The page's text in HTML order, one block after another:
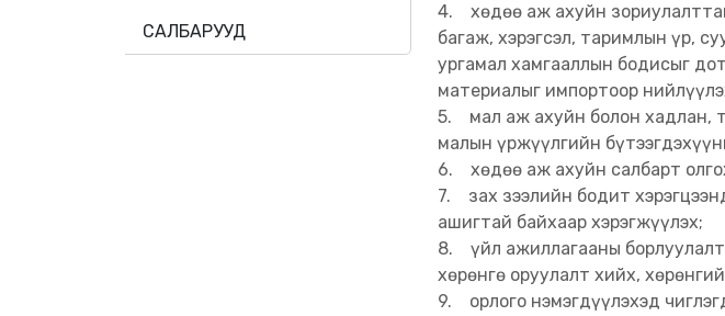
САЛБАРУУД
4. хөдөө аж ахуйн
багаж, хэрэгсэл, таримлын үр,
ургамал хамгааллын бодисыг
материалыг импортоор
5. мал аж ахуйн болон хадлан,
малын үржүүлгийн
6. хөдөө аж ахуйн салбарт
7. зах зээлийн бодит
ашигтай байхаар хэрэгжүүлэх;
8. үйл ажиллагааны
хөрөнгө оруулалт хийх,
9. орлого нэмэгдүүлэхэд